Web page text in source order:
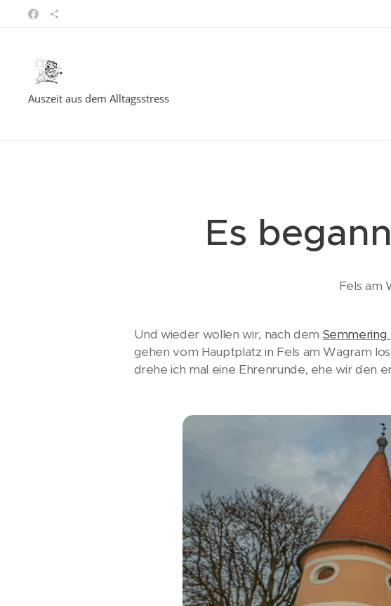
Auszeit aus dem Alltagsstress
Es
Fels am
Und wieder wollen wir, nach dem Semmering
gehen vom Hauptplatz in Fels am Wagram
drehe ich mal eine Ehrenrunde, ehe wir den